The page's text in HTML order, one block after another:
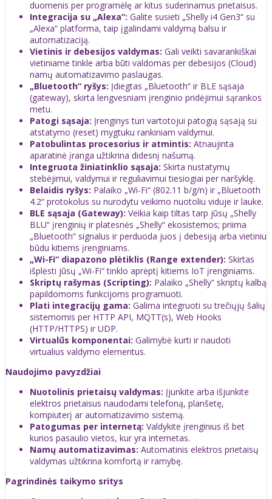
duomenis per programėlę ar kitus suderinamus prietaisus.
Integracija su „Alexa“: Galite susieti „Shelly i4 Gen3“ su
„Alexa“ platforma, taip įgalindami valdymą balsu ir
automatizaciją.
Vietinis ir debesijos valdymas: Gali veikti savarankiškai
vietiniame tinkle arba būti valdomas per debesijos (Cloud)
namų automatizavimo paslaugas.
„Bluetooth“ ryšys: Įdiegtas „Bluetooth“ ir BLE sąsaja
(gateway), skirta lengvesniam įrenginio pridėjimui sąrankos
metu.
Patogi sąsaja: Įrenginys turi vartotojui patogią sąsają su
atstatymo (reset) mygtuku rankiniam valdymui.
Patobulintas procesorius ir atmintis: Atnaujinta
aparatinė įranga užtikrina didesnį našumą.
Integruota žiniatinklio sąsaja: Skirta nustatymų
stebėjimui, valdymui ir reguliavimui tiesiogiai per naršyklę.
Belaidis ryšys: Palaiko „Wi-Fi“ (802.11 b/g/n) ir „Bluetooth
4.2“ protokolus su nurodytu veikimo nuotoliu viduje ir lauke.
BLE sąsaja (Gateway): Veikia kaip tiltas tarp jūsų „Shelly
BLU“ įrenginių ir platesnės „Shelly“ ekosistemos; priima
„Bluetooth“ signalus ir perduoda juos į debesiją arba vietiniu
būdu kitiems įrenginiams.
„Wi-Fi“ diapazono plėtiklis (Range extender): Skirtas
išplėsti jūsų „Wi-Fi“ tinklo aprėptį kitiems IoT įrenginiams.
Skriptų rašymas (Scripting): Palaiko „Shelly“ skriptų kalbą
papildomoms funkcijoms programuoti.
Plati integracijų gama: Galima integruoti su trečiųjų šalių
sistemomis per HTTP API, MQTT(s), Web Hooks
(HTTP/HTTPS) ir UDP.
Virtualūs komponentai: Galimybė kurti ir naudoti
virtualius valdymo elementus.
Naudojimo pavyzdžiai
Nuotolinis prietaisų valdymas: Įjunkite arba išjunkite
elektros prietaisus naudodami telefoną, planšetę,
kompiuterį ar automatizavimo sistemą.
Patogumas per internetą: Valdykite įrenginius iš bet
kurios pasaulio vietos, kur yra internetas.
Namų automatizavimas: Automatinis elektros prietaisų
valdymas užtikrina komfortą ir ramybę.
Pagrindinės taikymo sritys